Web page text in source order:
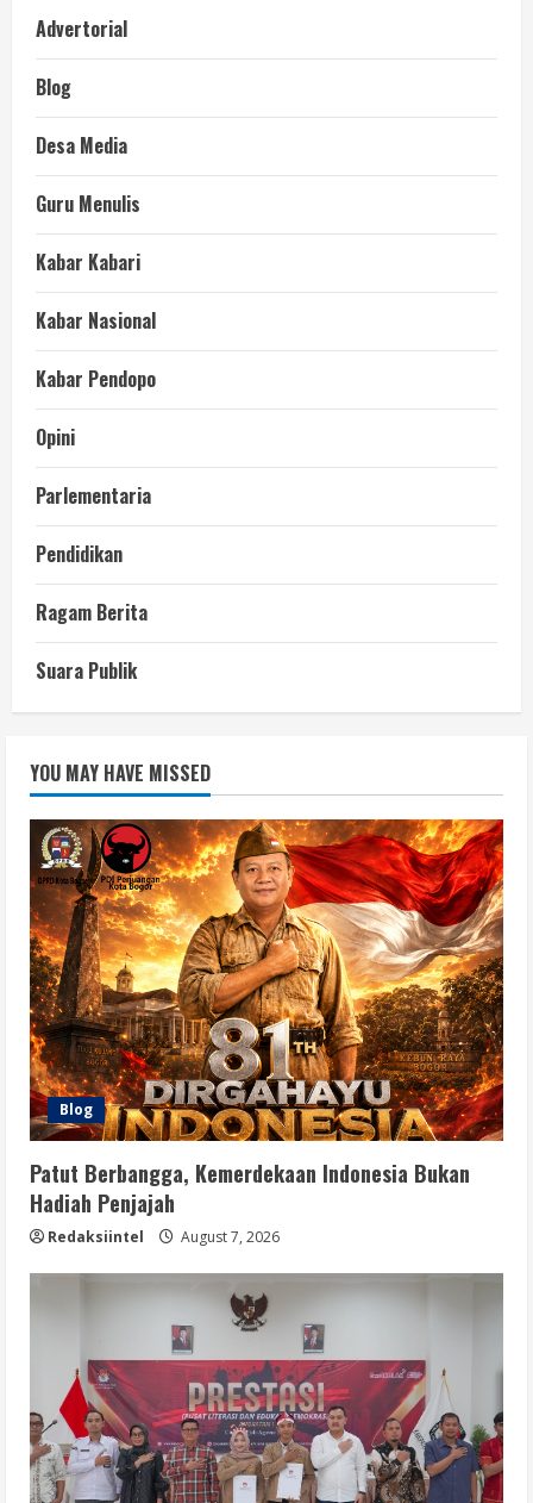
Advertorial
Blog
Desa Media
Guru Menulis
Kabar Kabari
Kabar Nasional
Kabar Pendopo
Opini
Parlementaria
Pendidikan
Ragam Berita
Suara Publik
YOU MAY HAVE MISSED
Blog
Patut Berbangga, Kemerdekaan Indonesia Bukan
Hadiah Penjajah
Redaksiintel August 7, 2026